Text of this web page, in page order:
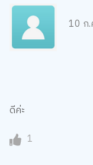
10 ก
ดีค่ะ
1